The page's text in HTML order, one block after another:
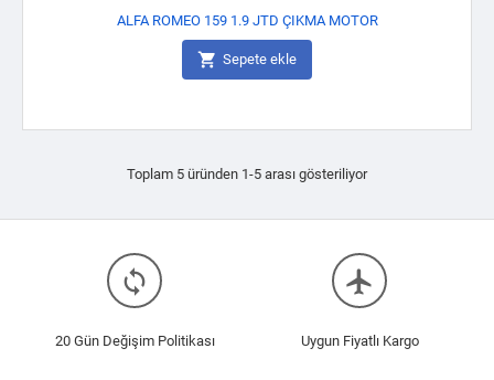
ALFA ROMEO 159 1.9 JTD ÇIKMA MOTOR
 Sepete ekle
Toplam 5 üründen 1-5 arası gösteriliyor
loop
20 Gün Değişim Politikası
flight
Uygun Fiyatlı Kargo